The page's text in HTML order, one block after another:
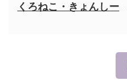
くろねこ・きょんしー